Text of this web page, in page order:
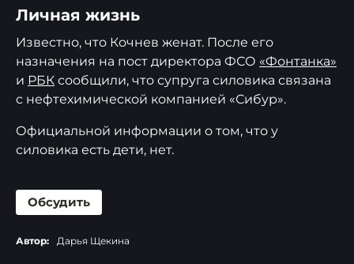
Личная жизнь
Известно, что Кочнев женат. После его
назначения на пост директора ФСО «Фонтанка»
и РБК сообщили, что супруга силовика связана
с нефтехимической компанией «Сибур».
Официальной информации о том, что у
силовика есть дети, нет.
Обсудить
Автор: Дарья Щекина